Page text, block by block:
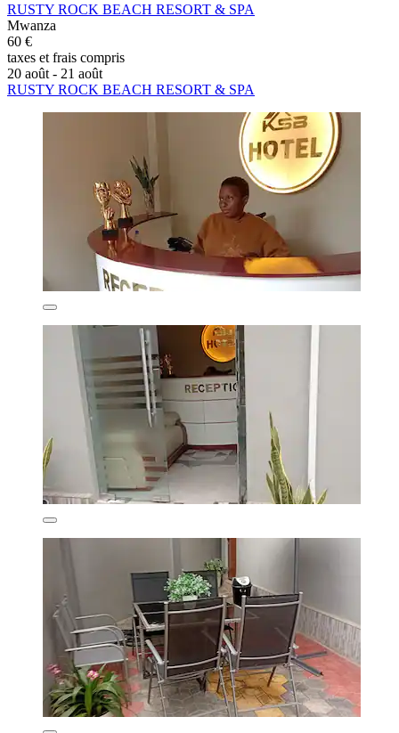
RUSTY ROCK BEACH RESORT & SPA
Mwanza
60 €
taxes et frais compris
20 août - 21 août
RUSTY ROCK BEACH RESORT & SPA